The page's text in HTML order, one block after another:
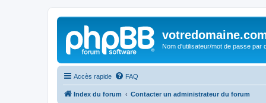
Nom d'utilisateur/mot de passe par
Accès rapide FAQ
Index du forum Contacter un administrateur du forum